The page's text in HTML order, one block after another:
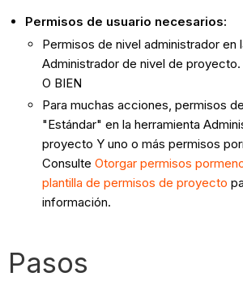
Permisos de usuario necesarios:
Permisos de nivel administrador en
Administrador de nivel de proyecto.
O BIEN
Para muchas acciones, permisos
"Estándar" en la herramienta
proyecto Y uno o más permisos
ConsulteOtorgar permisos
plantilla de permisos de proyecto
información.
Pasos